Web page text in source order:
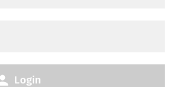
Login